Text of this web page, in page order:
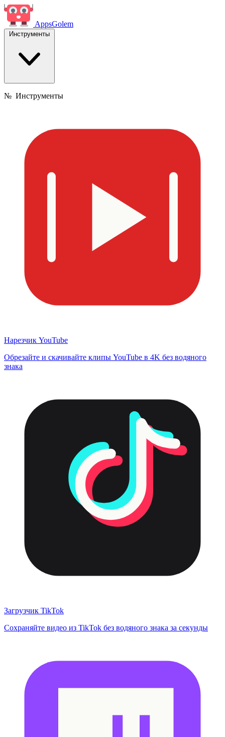
AppsGolem
Инструменты
№ Инструменты
Нарезчик YouTube
Обрезайте и скачивайте клипы YouTube в 4K без водяного
знака
Загрузчик TikTok
Сохраняйте видео из TikTok без водяного знака за секунды